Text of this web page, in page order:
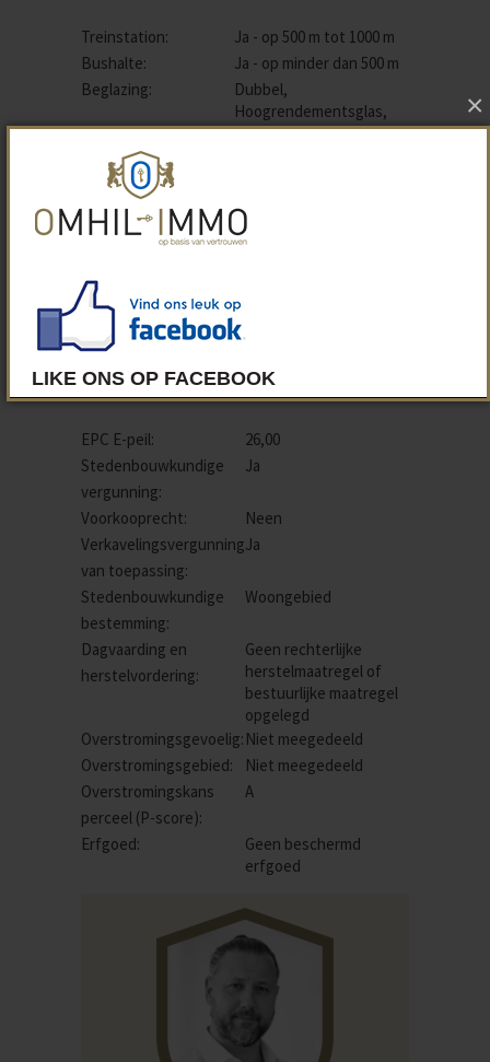
×
Treinstation:
Ja - op 500 m tot 1000 m
Bushalte:
Ja - op minder dan 500 m
Beglazing:
Dubbel,
Hoogrendementsglas,
Superisolerend
Verwarming:
Airco:
Ja
Lift:
Ja
Mech. ventilatie :
Kabel:
Ja
Videofoon:
Ja
STEDENBOUWKUNDIGE INFO
EPC E-peil:
26,00
Stedenbouwkundige
vergunning:
Ja
Voorkooprecht:
Neen
Verkavelingsvergunning
van toepassing:
Ja
Stedenbouwkundige
bestemming:
Woongebied
Dagvaarding en
herstelvordering:
Geen rechterlijke
herstelmaatregel of
bestuurlijke maatregel
opgelegd
Overstromingsgevoelig: Niet meegedeeld
Overstromingsgebied:
Niet meegedeeld
Overstromingskans
perceel (P-score):
A
Erfgoed:
Geen beschermd
erfgoed